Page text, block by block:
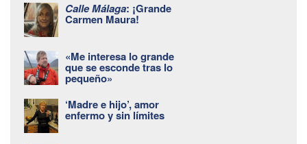
Calle Málaga: ¡Grande
Carmen Maura!
«Me interesa lo grande
que se esconde tras lo
pequeño»
‘Madre e hijo’, amor
enfermo y sin límites